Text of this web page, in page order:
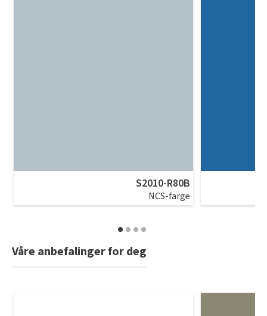
S2010-R80B
NCS-farge
Våre anbefalinger for deg